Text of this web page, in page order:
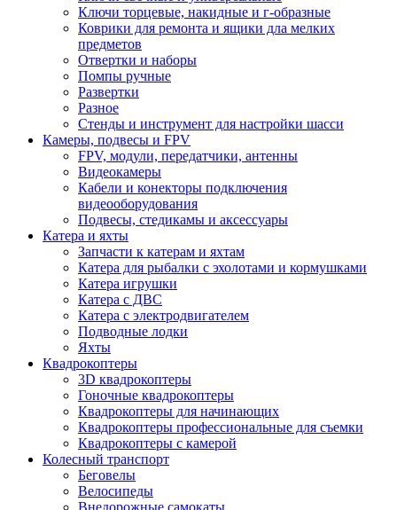
Ключи торцевые, накидные и г-образные
Коврики для ремонта и ящики дла мелких
предметов
Отвертки и наборы
Помпы ручные
Развертки
Разное
Стенды и инструмент для настройки шасси
Камеры, подвесы и FPV
FPV, модули, передатчики, антенны
Видеокамеры
Кабели и конекторы подключения
видеооборудования
Подвесы, стедикамы и аксессуары
Катера и яхты
Запчасти к катерам и яхтам
Катера для рыбалки с эхолотами и кормушками
Катера игрушки
Катера с ДВС
Катера с электродвигателем
Подводные лодки
Яхты
Квадрокоптеры
3D квадрокоптеры
Гоночные квадрокоптеры
Квадрокоптеры для начинающих
Квадрокоптеры профессиональные для съемки
Квадрокоптеры с камерой
Колесный транспорт
Беговелы
Велосипеды
Внедорожные самокаты